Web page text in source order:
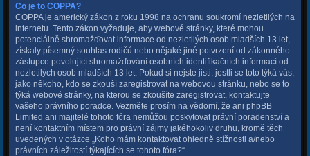
Co je to COPPA?
COPPA je americký zákon z roku 1998 na ochranu soukromí nezletilých na
internetu. Tento zákon vyžaduje, aby webové stránky, které mohou
potenciálně shromažďovat informace od nezletilých osob mladších 13 let,
získaly písemný souhlas rodičů nebo nějaké jiné potvrzení od zákonného
zástupce povolující shromažďování osobních identifikačních informací od
nezletilých osob mladších 13 let. Pokud si nejste jisti, jestli se toto týká vás,
jako někoho, kdo se zkouší zaregistrovat na webovou stránku, nebo se to
týká webové stránky, na kterou se zkoušíte zaregistrovat, kontaktujte
vašeho právního poradce. Vezměte prosím na vědomí, že ani phpBB
Limited ani majitelé tohoto fóra nemůžou poskytovat právní poradenství a
není kontaktním místem pro právní zájmy jakéhokoliv druhu, kromě těch
uvedených v otázce „Koho mám kontaktovat ohledně stížnosti a/nebo
právních záležitostí týkajících se tohoto fóra?“.